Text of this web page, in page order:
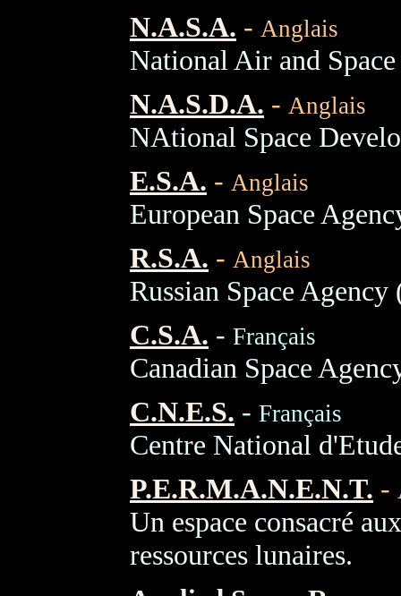
N.A.S.A. - Anglais
National Air and
N.A.S.D.A. - Anglais
NAtional Space
E.S.A. - Anglais
European Space
R.S.A. - Anglais
Russian Space Agency
C.S.A. - Français
Canadian Space
C.N.E.S. - Français
Centre National
P.E.R.M.A.N.E.N.T. -
Un espace consacré
ressources lunaires.